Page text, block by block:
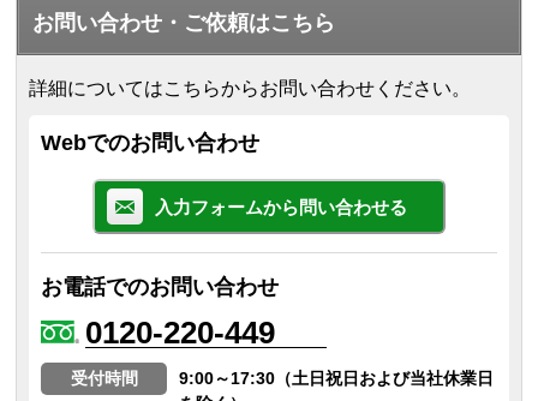
お問い合わせ・ご依頼はこちら
詳細についてはこちらからお問い合わせください。
Webでのお問い合わせ
入力フォームから問い合わせる
お電話でのお問い合わせ
0120-220-449
受付時間
9:00～17:30（土日祝日および当社休業日